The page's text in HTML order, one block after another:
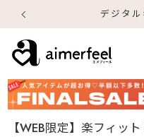
デジタ
【WEB限定】楽フィッ